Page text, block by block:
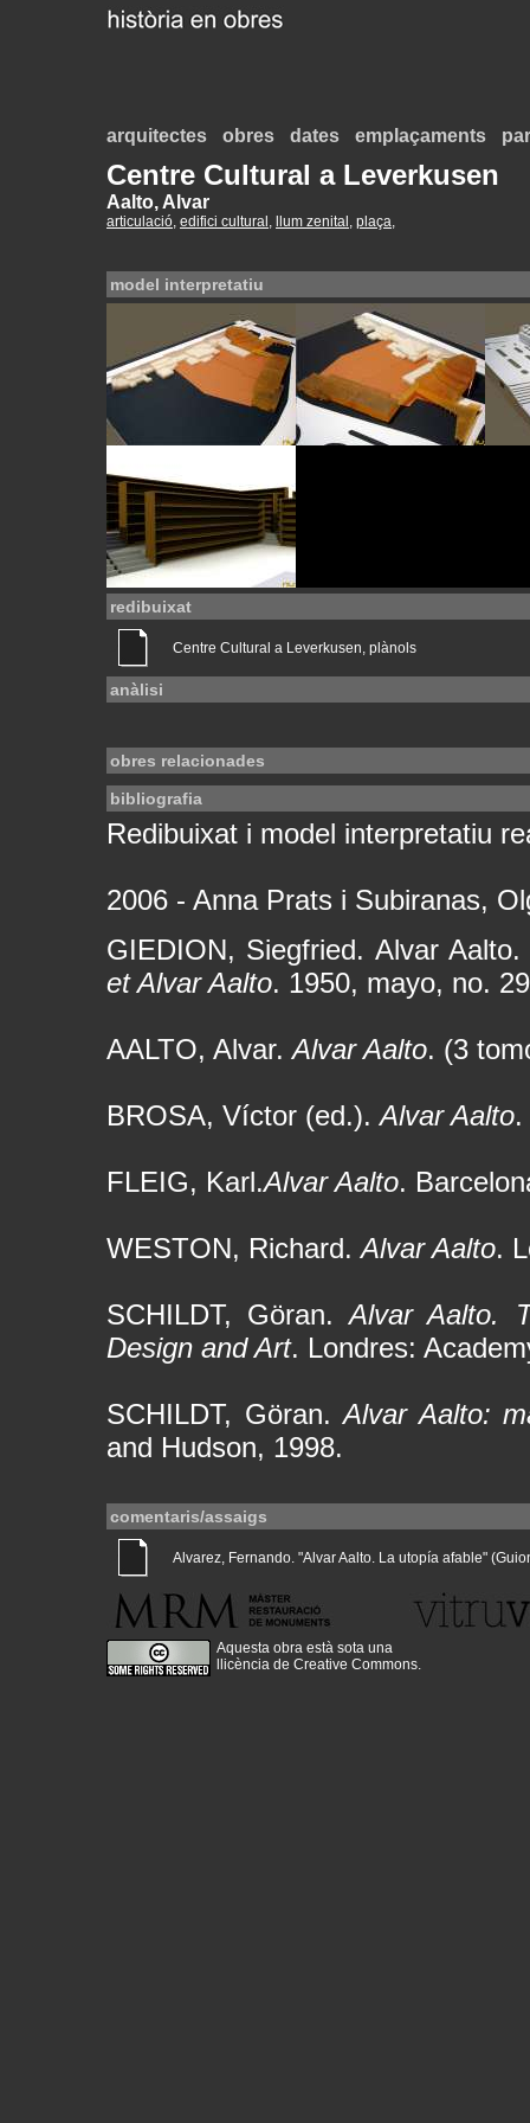
arquitectes obres dates emplaçaments
Centre Cultural a Leverkusen
Aalto, Alvar
articulació, edifici cultural , llum zenital , plaça,
model interpretatiu
redibuixat
Centre Cultural a Leverkusen, plànols
anàlisi
obres relacionades
bibliografia
Redibuixat i model interpretatiu
2006 - Anna Prats i Subiranas,
GIEDION, Siegfried. Alvar
et Alvar Aalto. 1950, mayo, no.
AALTO, Alvar.Alvar Aalto. (3
BROSA, Víctor (ed.).Alvar Aalto
FLEIG, Karl.Alvar Aalto.
WESTON, Richard.Alvar Aalto.
SCHILDT, Göran.Alvar Aalto.
Design and Art. Londres:
SCHILDT, Göran.Alvar Aalto:
and Hudson, 1998.
comentaris/assaigs
Alvarez, Fernando. "Alvar Aalto. La utopía afable"
Aquesta obra està sota una
llicència de Creative Commons.